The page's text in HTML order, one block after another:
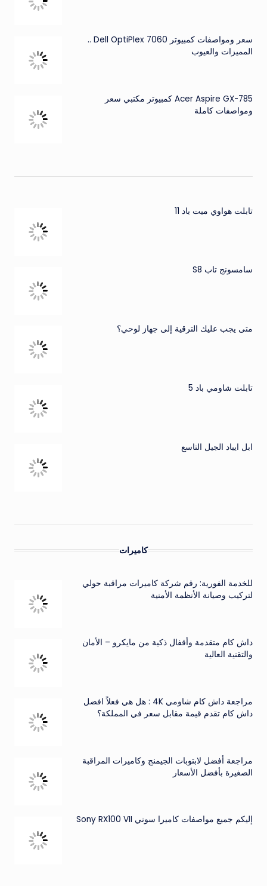
سعر ومواصفات كمبيوتر Dell OptiPlex 7060 ..
المميزات والعيوب
Acer Aspire GX-785 كمبيوتر مكتبي سعر
ومواصفات كاملة
تابلت هواوي ميت باد 11
سامسونج تاب S8
متى يجب عليك الترقية إلى جهاز لوحي؟
تابلت شاومي باد 5
ابل ايباد الجيل التاسع
كاميرات
للخدمة الفورية: رقم شركة كاميرات مراقبة حولي
لتركيب وصيانة الأنظمة الأمنية
داش كام متقدمة وأقفال ذكية من مايكرو – الأمان
والتقنية العالية
مراجعة داش كام شاومي 4K : هل هي فعلاً افضل
داش كام تقدم قيمة مقابل سعر في المملكة؟
مراجعة أفضل لابتوبات الجيمنج وكاميرات المراقبة
الصغيرة بأفضل الأسعار
إليكم جميع مواصفات كاميرا سوني Sony RX100 VII